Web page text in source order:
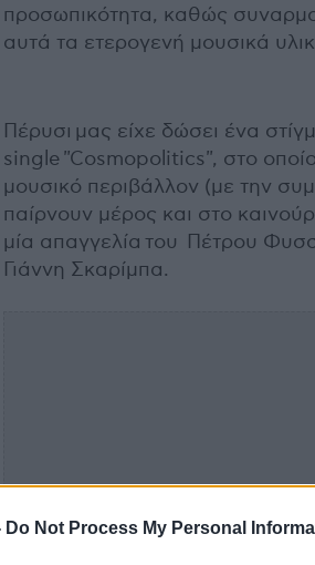
Do Not Process My Personal
προσωπικότητα, καθώς
αυτά τα ετερογενή μουσικά
Πέρυσι μας είχε δώσει ένα
single "Cosmopolitics", στο
μουσικό περιβάλλον (με την
παίρνουν μέρος και στο
μία απαγγελία του Πέτρου
Γιάννη Σκαρίμπα.